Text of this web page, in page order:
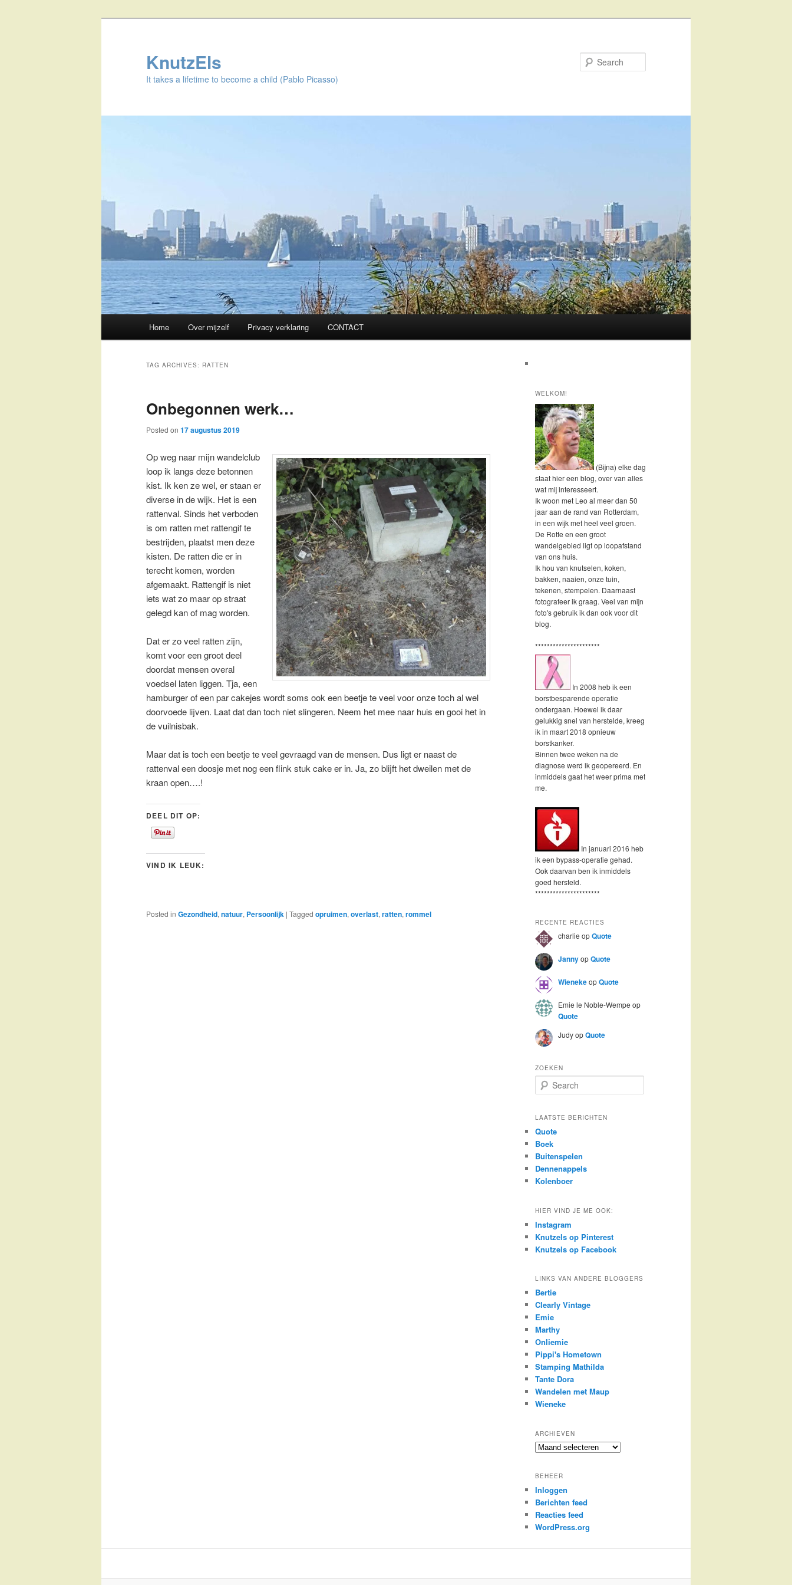
KnutzEls
It takes a lifetime to become a child (Pablo Picasso)
Skip
content
Skip
content
Home Over mijzelf Privacy verklaring CONTACT
TAG ARCHIVES: RATTEN
Onbegonnen werk…
Posted on 17 augustus 2019
Op weg naar mijn wandelclub
loop ik langs deze betonnen
kist. Ik ken ze wel, er staan er
diverse in de wijk. Het is een
rattenval. Sinds het verboden
is om ratten met rattengif te
bestrijden, plaatst men deze
kisten. De ratten die er in
terecht komen, worden
afgemaakt. Rattengif is niet
iets wat zo maar op straat
gelegd kan of mag worden.
Dat er zo veel ratten zijn,
komt voor een groot deel
doordat mensen overal
voedsel laten liggen. Tja, een
hamburger of een par cakejes wordt soms ook een beetje te veel voor onze toch al wel
doorvoede lijven. Laat dat dan toch niet slingeren. Neem het mee naar huis en gooi het in
de vuilnisbak.
Maar dat is toch een beetje te veel gevraagd van de mensen. Dus ligt er naast de
rattenval een doosje met nog een flink stuk cake er in. Ja, zo blijft het dweilen met de
kraan open….!
DEEL DIT OP:
VIND IK LEUK:
Posted in Gezondheid, natuur, Persoonlijk | Tagged opruimen, overlast, ratten, rommel
WELKOM!
(Bijna) elke dag
staat hier een blog, over van alles
wat mij interesseert.
Ik woon met Leo al meer dan 50
jaar aan de rand van Rotterdam,
in een wijk met heel veel groen.
De Rotte en een groot
wandelgebied ligt op loopafstand
van ons huis.
Ik hou van knutselen, koken,
bakken, naaien, onze tuin,
tekenen, stempelen. Daarnaast
fotografeer ik graag. Veel van mijn
foto's gebruik ik dan ook voor dit
blog.
**********************
In 2008 heb ik een
borstbesparende operatie
ondergaan. Hoewel ik daar
gelukkig snel van herstelde, kreeg
ik in maart 2018 opnieuw
borstkanker.
Binnen twee weken na de
diagnose werd ik geopereerd. En
inmiddels gaat het weer prima met
me.
In januari 2016 heb
ik een bypass-operatie gehad.
Ook daarvan ben ik inmiddels
goed hersteld.
**********************
RECENTE REACTIES
charlie opQuote
JannyopQuote
WienekeopQuote
Emie le Noble-Wempe op
Quote
JudyopQuote
ZOEKEN
e
r
h
LAATSTE BERICHTEN
Quote
Boek
Buitenspelen
Dennenappels
Kolenboer
HIER VIND JE ME OOK:
Instagram
Knutzels op Pinterest
Knutzels op Facebook
LINKS VAN ANDERE BLOGGERS
Bertie
Clearly Vintage
Emie
Marthy
Onliemie
Pippi's Hometown
Stamping Mathilda
Tante Dora
Wandelen met Maup
Wieneke
ARCHIEVEN
Archieven
BEHEER
Inloggen
Berichten feed
Reacties feed
WordPress.org